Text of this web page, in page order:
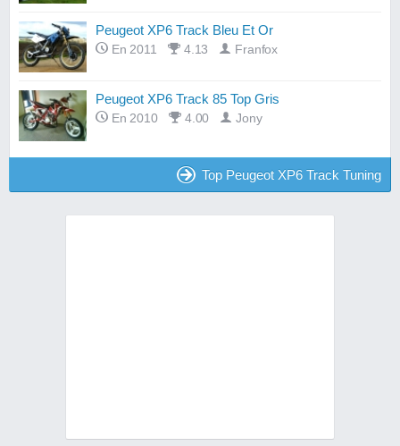
Peugeot XP6 Track Bleu Et Or
En 2011 4.13 Franfox
Peugeot XP6 Track 85 Top Gris
En 2010 4.00 Jony
Top Peugeot XP6 Track Tuning